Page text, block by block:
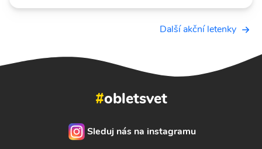
Další akční letenky
#obletsvet
Sleduj nás na instagramu